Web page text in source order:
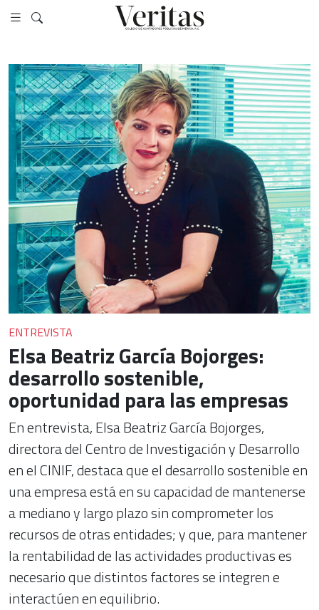
ENTREVISTA
Elsa Beatriz García Bojorges:
desarrollo sostenible,
oportunidad para las empresas
En entrevista, Elsa Beatriz García Bojorges,
directora del Centro de Investigación y Desarrollo
en el CINIF, destaca que el desarrollo sostenible en
una empresa está en su capacidad de mantenerse
a mediano y largo plazo sin comprometer los
recursos de otras entidades; y que, para mantener
la rentabilidad de las actividades productivas es
necesario que distintos factores se integren e
interactúen en equilibrio.